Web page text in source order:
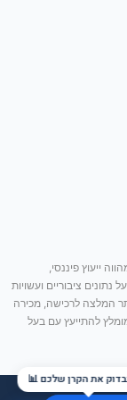
ייעוץ פיננסי,
ציבוריים ועשויות
המלצה לרכישה, מכירה
להתייעץ עם בעל
את הקרן שלכם 📊